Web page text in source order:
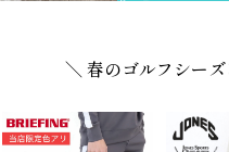
＼ 春のゴルフシー